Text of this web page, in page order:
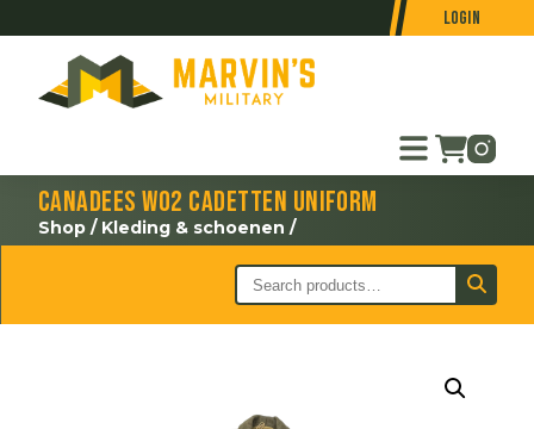
Login
Canadees WO2 cadetten uniform
Shop / Kleding & schoenen /